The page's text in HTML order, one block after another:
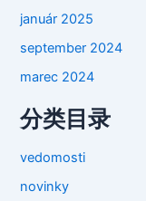
január 2025
september 2024
marec 2024
分类目录
vedomosti
novinky